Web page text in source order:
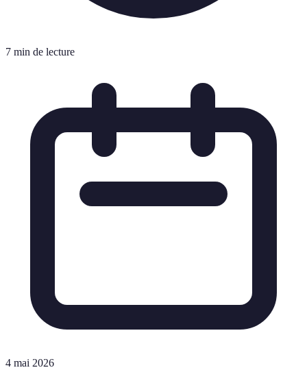
7 min de lecture
4 mai 2026